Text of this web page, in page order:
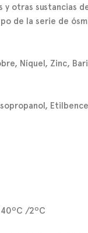
otras sustancias
de la serie de
Níquel, Zinc,
/2ºC